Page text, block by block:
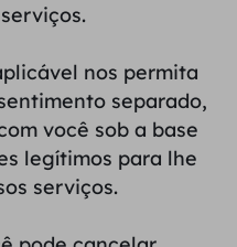
nos permita
separado,
você sob a base
legítimos para lhe
serviços.